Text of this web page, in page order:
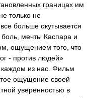
границах им
только не
больше окутывается
мечты Каспара и
ощущением того, что
- против людей»
из нас. Фильм
ощущение своей
уверенностью в